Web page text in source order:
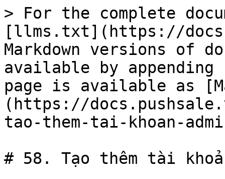
> For the complete
[llms.txt](https://
Markdown versions of
available by
page is available as
(https://
tao-them-tai-khoan-
# 58. Tạo thêm tài